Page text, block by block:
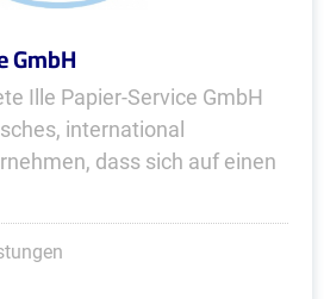
GmbH
Ille Papier-Service GmbH
international
dass sich auf einen